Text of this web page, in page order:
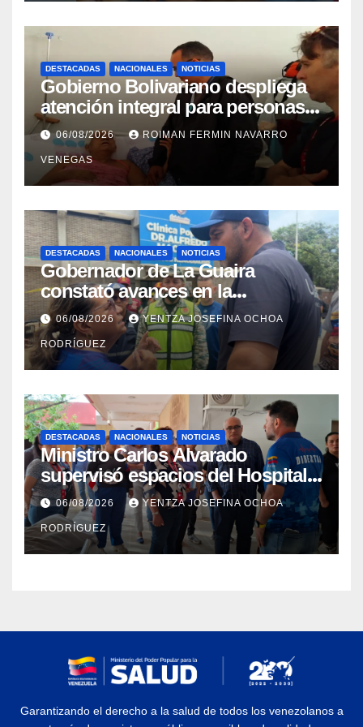
DESTACADAS NACIONALES NOTICIAS
Gobierno Bolivariano despliega
atención integral para personas
con discapacidad en
campamentos de La Guaira
06/08/2026 ROIMAN FERMIN NAVARRO
VENEGAS
DESTACADAS NACIONALES NOTICIAS
Gobernador de La Guaira
constató avances en la
rehabilitación del Hospitalito de
Catia la Mar
06/08/2026 YENTZA JOSEFINA OCHOA
RODRÍGUEZ
DESTACADAS NACIONALES NOTICIAS
Ministro Carlos Alvarado
supervisó espacios del Hospital
Dermatológico Dr. Martín Vegas
en La Guaira
06/08/2026 YENTZA JOSEFINA OCHOA
RODRÍGUEZ
Garantizando el derecho a la salud de todos los venezolanos a